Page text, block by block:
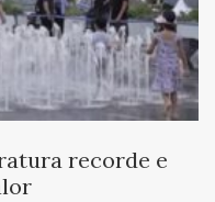
recorde e